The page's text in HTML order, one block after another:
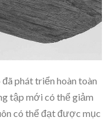
phát triển hoàn toàn
tập mới có thể giảm
có thể đạt được mục